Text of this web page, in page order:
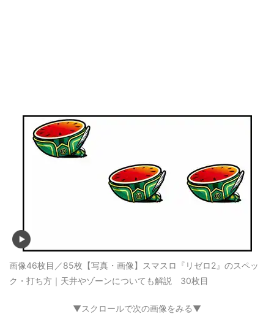
画像46枚目／85枚 【写真・画像】スマスロ『リゼロ2』のスペッ
ク・打ち方｜天井やゾーンについても解説 30枚目
▼スクロールで次の画像をみる▼